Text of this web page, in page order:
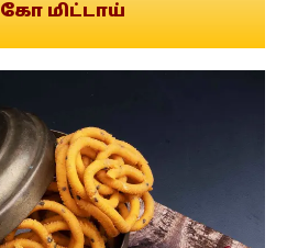
மிட்டாய்